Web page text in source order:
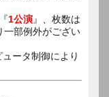
1公演』、枚数は
一部例外がござい
ータ制御により